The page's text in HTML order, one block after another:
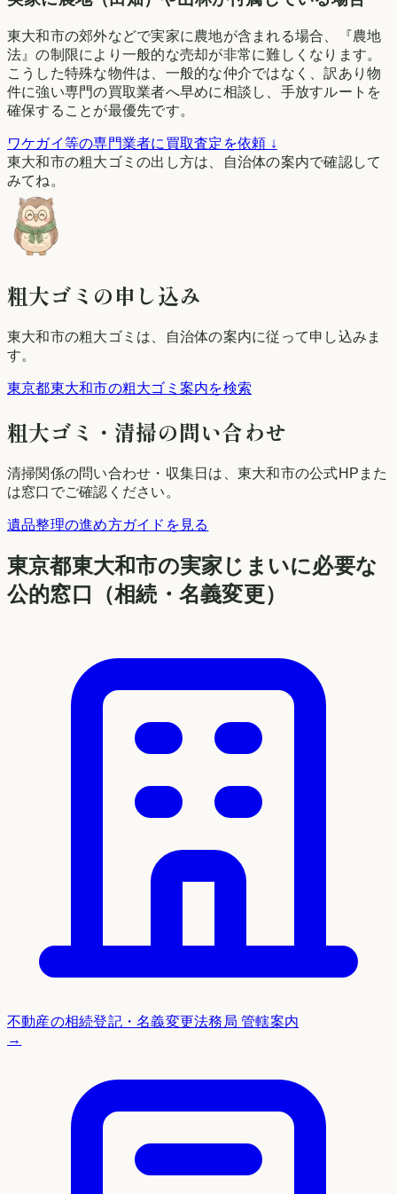
東大和市の郊外などで実家に農地が含まれる場合、『農地
法』の制限により一般的な売却が非常に難しくなります。
こうした特殊な物件は、一般的な仲介ではなく、訳あり物
件に強い専門の買取業者へ早めに相談し、手放すルートを
確保することが最優先です。
ワケガイ等の専門業者に買取査定を依頼 ↓
東大和市の粗大ゴミの出し方は、自治体の案内で確認して
みてね。
粗大ゴミの申し込み
東大和市の粗大ゴミは、自治体の案内に従って申し込みま
す。
東京都東大和市の粗大ゴミ案内を検索
粗大ゴミ・清掃の問い合わせ
清掃関係の問い合わせ・収集日は、 東大和市の公式HPまた
は窓口でご確認ください。
遺品整理の進め方ガイドを見る
東京都東大和市の実家じまいに必要な
公的窓口（相続・名義変更）
不動産の相続登記・名義変更法務局 管轄案内
→